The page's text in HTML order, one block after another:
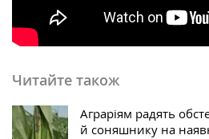
Читайте також
Аграріям радять
й соняшнику на